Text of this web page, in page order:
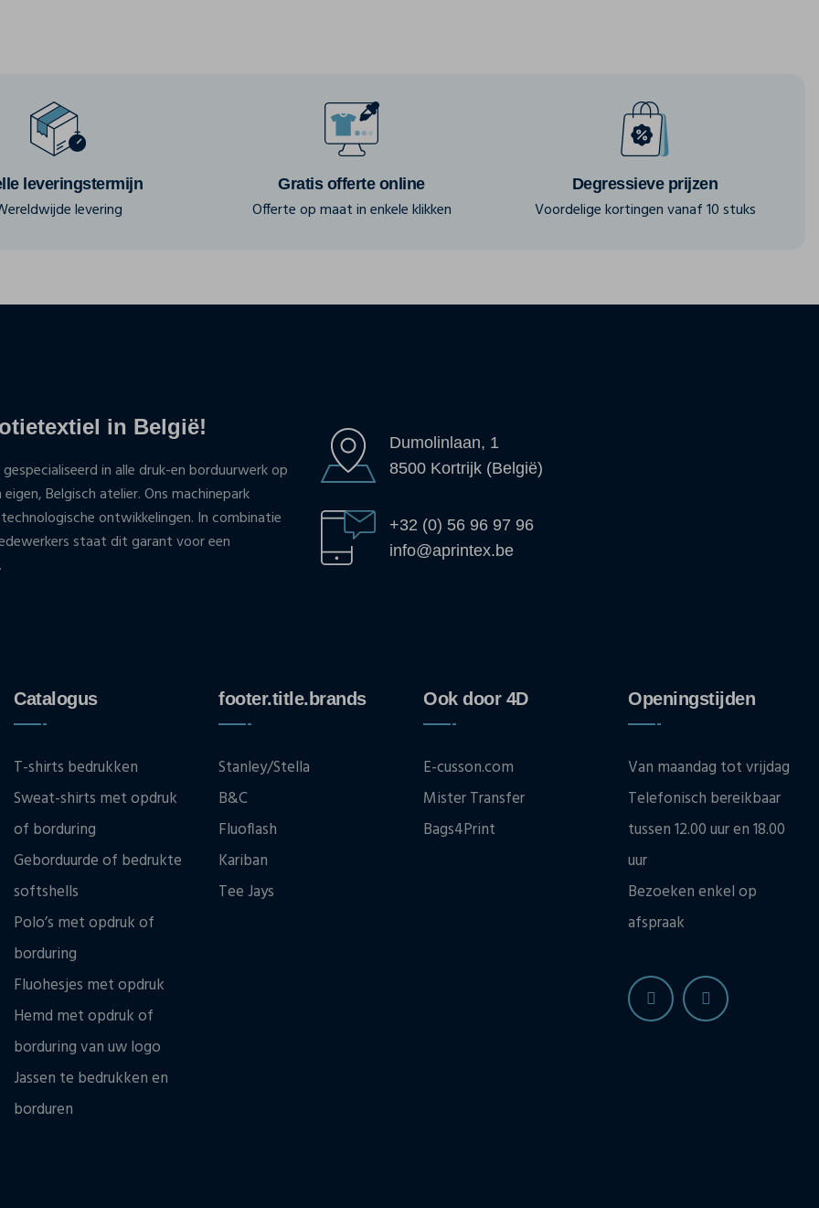
leveringstermijn
levering
Gratis offerte online
Offerte op maat in enkele klikken
Degressieve prijzen
Voordelige kortingen vanaf 10 stuks
in België!
in alle druk-en borduurwerk op
Belgisch atelier. Ons machinepark
ontwikkelingen. In combinatie
staat dit garant voor een
Dumolinlaan, 1
8500 Kortrijk (België)
+32 (0) 56 96 97 96
info@aprintex.be
Catalogus
T-shirts bedrukken
Sweat-shirts met opdruk
of borduring
Geborduurde of bedrukte
softshells
Polo’s met opdruk of
borduring
Fluohesjes met opdruk
Hemd met opdruk of
borduring van uw logo
Jassen te bedrukken en
borduren
footer.title.brands
Stanley/Stella
B&C
Fluoflash
Kariban
Tee Jays
Ook door 4D
E-cusson.com
Mister Transfer
Bags4Print
Openingstijden
Van maandag tot vrijdag
Telefonisch bereikbaar
tussen 12.00 uur en 18.00
uur
Bezoeken enkel op
afspraak